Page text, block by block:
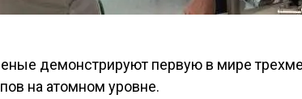
демонстрируют первую в мире
на атомном уровне.